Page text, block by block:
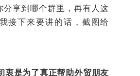
分享到哪个群里，再有人这
接下来要讲的话，截图给
衷是为了真正帮助外贸朋友